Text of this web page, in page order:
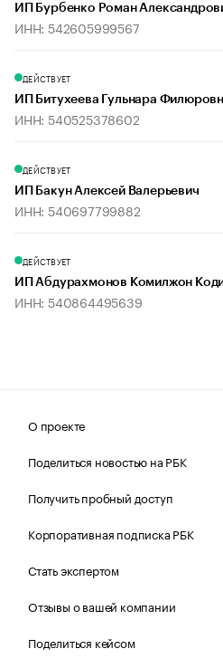
ИП Бурбенко Роман
ИНН: 542605999567
ДЕЙСТВУЕТ
ИП Битухеева Гульнара
ИНН: 540525378602
ДЕЙСТВУЕТ
ИП Бакун Алексей Валерьевич
ИНН: 540697799882
ДЕЙСТВУЕТ
ИП Абдурахмонов Комилжон
ИНН: 540864495639
О проекте
Поделиться новостью на РБК
Получить пробный доступ
Корпоративная подписка РБК
Стать экспертом
Отзывы о вашей компании
Поделиться кейсом